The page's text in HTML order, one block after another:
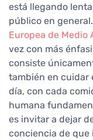
está llegando
público en
Europea de Medio
vez con más
consiste
también en cuidar
día, con cada
humana
es invitar a dejar
conciencia de que